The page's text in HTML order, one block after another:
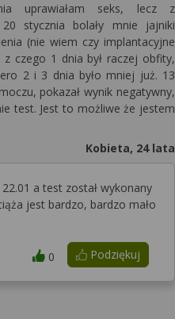
uprawiałam seks, lecz z
stycznia bolały mnie jajniki
(nie wiem czy implantacyjne
czego 1 dnia był raczej obfity,
2 i 3 dnia było mniej już. 13
pokazał wynik negatywny,
test. Jest to możliwe że jestem
Kobieta, 24 lata
a test został wykonany
jest bardzo, bardzo mało
Podziękuj
0